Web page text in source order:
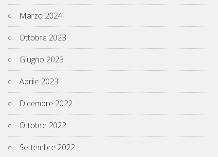
Marzo 2024
Ottobre 2023
Giugno 2023
Aprile 2023
Dicembre 2022
Ottobre 2022
Settembre 2022